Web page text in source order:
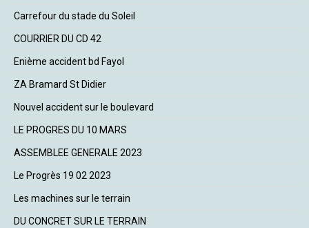
Carrefour du stade du Soleil
COURRIER DU CD 42
Enième accident bd Fayol
ZA Bramard St Didier
Nouvel accident sur le boulevard
LE PROGRES DU 10 MARS
ASSEMBLEE GENERALE 2023
Le Progrès 19 02 2023
Les machines sur le terrain
DU CONCRET SUR LE TERRAIN